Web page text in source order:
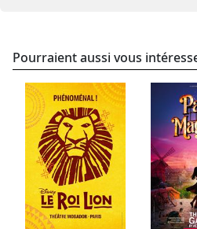
Pourraient aussi vous